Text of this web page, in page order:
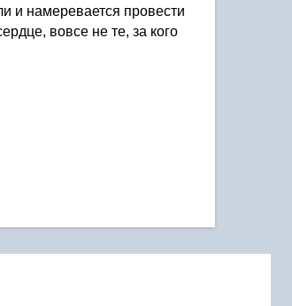
и намеревается провести
вовсе не те, за кого